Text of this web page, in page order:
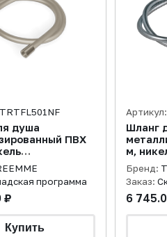
душа
ПВХ
программа
₽
Артикул:
Шланг
м,
Бренд:
Заказ:
6